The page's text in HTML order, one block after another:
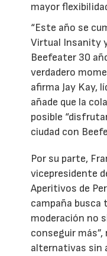
mayor
“Este año se
Virtual Insanity
Beefeater 30
verdadero
afirma Jay Kay,
añade que la
posible
ciudad con
Por su parte,
vicepresidente
Aperitivos de
campaña busca
moderación no
conseguir
alternativas sin